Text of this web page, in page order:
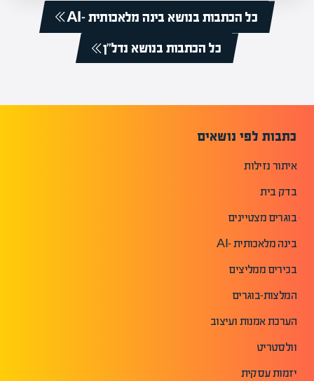
כל הכתבות בנושא בינה מלאכותית -AI
כל הכתבות בנושא נדל”ן
כתבות לפי נושאים
איתור נזילות
בדק בית
בוגרים מצטיינים
בינה מלאכותית -AI
בכירים ממליצים
המלצות-בוגרים
הערכת אמנות ועיצוב
וולסטריט
יזמות עסקית